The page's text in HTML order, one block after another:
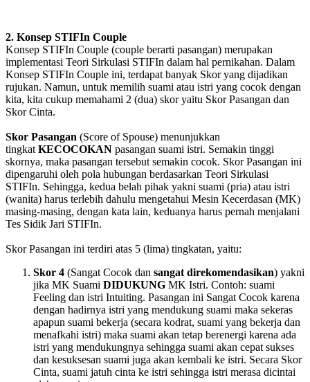
2. Konsep STIFIn Couple
Konsep STIFIn Couple (couple berarti pasangan) merupakan
implementasi Teori Sirkulasi STIFIn dalam hal pernikahan. Dalam
Konsep STIFIn Couple ini, terdapat banyak Skor yang dijadikan
rujukan. Namun, untuk memilih suami atau istri yang cocok dengan
kita, kita cukup memahami 2 (dua) skor yaitu Skor Pasangan dan
Skor Cinta.
Skor Pasangan (Score of Spouse) menunjukkan
tingkat KECOCOKAN pasangan suami istri. Semakin tinggi
skornya, maka pasangan tersebut semakin cocok. Skor Pasangan ini
dipengaruhi oleh pola hubungan berdasarkan Teori Sirkulasi
STIFIn. Sehingga, kedua belah pihak yakni suami (pria) atau istri
(wanita) harus terlebih dahulu mengetahui Mesin Kecerdasan (MK)
masing-masing, dengan kata lain, keduanya harus pernah menjalani
Tes Sidik Jari STIFIn.
Skor Pasangan ini terdiri atas 5 (lima) tingkatan, yaitu:
Skor 4 (Sangat Cocok dan sangat direkomendasikan) yakni
jika MK Suami DIDUKUNG MK Istri. Contoh: suami
Feeling dan istri Intuiting. Pasangan ini Sangat Cocok karena
dengan hadirnya istri yang mendukung suami maka sekeras
apapun suami bekerja (secara kodrat, suami yang bekerja dan
menafkahi istri) maka suami akan tetap berenergi karena ada
istri yang mendukungnya sehingga suami akan cepat sukses
dan kesuksesan suami juga akan kembali ke istri. Secara Skor
Cinta, suami jatuh cinta ke istri sehingga istri merasa dicintai